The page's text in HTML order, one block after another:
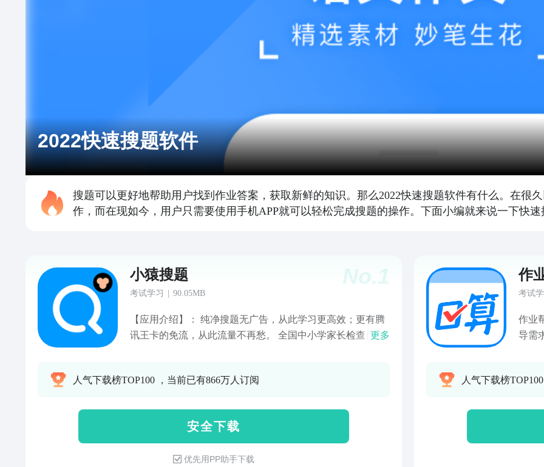
2022快速搜题软件
搜题可以更好地帮助用户找到作业答案，获取新鲜的知识。那么2022快速搜题软件有什么。在很
作，而在现如今，用户只需要使用手机APP就可以轻松完成搜题的操作。下面小编就来说一下快
No.1
小猿搜题
考试学习 90.05MB
【应用介绍】： 纯净搜题无广告，从此学习更高效；更有腾
讯王卡的免流，从此流量不再愁。 全国中小学家长检查作业
导作业遇到不会做的题，轻松一拍，就能找到详细解析，更
拍照搜题：不会的题轻松一拍，免费秒出解析！ 2、海量题
库：全面覆盖小初高主要学科，你要搜的题，我们都有！ 3、
老师视频讲题：老师真人讲解，哪道不会拍哪道，老师视频
讲哪道！ 4、语文&英文作文：精选优质素材，让你快速掌握
更多
人气下载榜TOP100 ，当前已有866万人订阅
安 全 下 载
优先用PP助手下载
作
考试
作业
导需
题型的检查。 【口算
习，夯实语文
人气下载榜